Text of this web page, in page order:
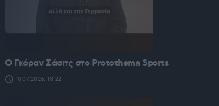
O Γκόραν Σάσιτς στο Protothema Sports
10.07.2026, 18:22